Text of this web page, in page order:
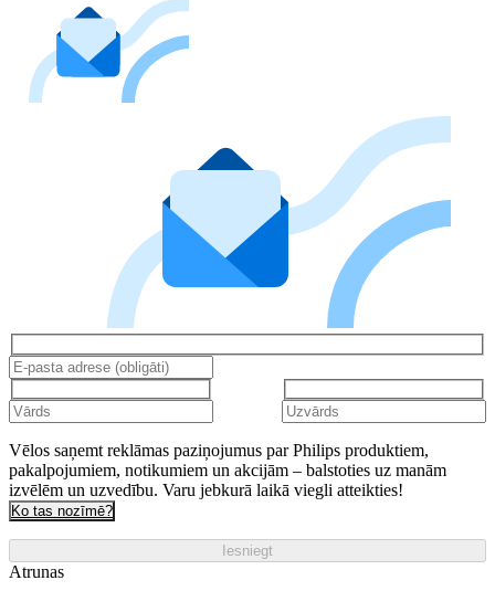
Vēlos saņemt reklāmas paziņojumus par Philips produktiem,
pakalpojumiem, notikumiem un akcijām – balstoties uz manām
izvēlēm un uzvedību. Varu jebkurā laikā viegli atteikties!
Ko tas nozīmē?
Iesniegt
Atrunas